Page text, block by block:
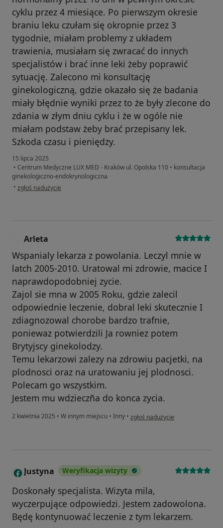
cyklu przez 4 miesiące. Po pierwszym okresie
braniu leku czułam się okropnie przez 3
tygodnie, miałam problemy z układem
trawienia, musiałam się zwracać do innych
specjalistów i brać inne leki żeby poprawić
sytuację. Zalecono mi konsultację
ginekologiczną, gdzie okazało się że badania
miały błędnie wyniki przez to że były zlecone do
zdania w złym dniu cyklu i że w ogóle nie
miałam podstaw żeby brać przepisany lek.
Szkoda czasu i pieniędzy.
15 lipca 2025
• Centrum Medyczne LUX MED - Kraków ul. Opolska 110 • konsultacja
ginekologiczno-endokrynologiczna
• w opinii użytkownika Valeriia
zgłoś nadużycie
Arleta
Wspanialy lekarza z powolania. Leczyl mnie w
latch 2005-2010. Uratowal mi zdrowie, macice I
naprawdopodobniej zycie.
Zajol sie mna w 2005 Roku, gdzie zalecil
odpowiednie leczenie, dobral leki skutecznie I
zdiagnozowal chorobe bardzo trafnie,
poniewaz potwierdzili Ja rowniez potem
Brytyjscy ginekolodzy.
Temu lekarzowi zalezy na zdrowiu pacjetki, na
plodnosci oraz na uratowaniu jej plodnosci.
Polecam go wszystkim.
Jestem mu wdzieczña do konca zycia.
2 kwietnia 2025 • W innym miejscu • Inny • w opinii użytkownika Arleta
zgłoś nadużycie
J Justyna Weryfikacja wizyty
Doskonały specjalista. Wizyta mila,
wyczerpujące odpowiedzi. Jestem zadowolona.
Będę kontynuować leczenie z tym lekarzem.